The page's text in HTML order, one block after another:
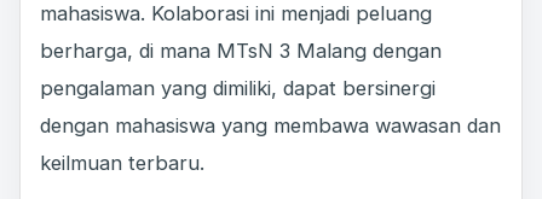
mahasiswa. Kolaborasi ini menjadi peluang
berharga, di mana MTsN 3 Malang dengan
pengalaman yang dimiliki, dapat bersinergi
dengan mahasiswa yang membawa wawasan dan
keilmuan terbaru.